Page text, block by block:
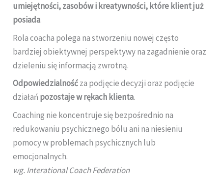
umiejętności, zasobów i kreatywności, które klient już
posiada.
Rola coacha polega na stworzeniu nowej często
bardziej obiektywnej perspektywy na zagadnienie oraz
dzieleniu się informacją zwrotną.
Odpowiedzialnośćza podjęcie decyzji oraz podjęcie
działań pozostaje w rękach klienta.
Coaching nie koncentruje się bezpośrednio na
redukowaniu psychicznego bólu ani na niesieniu
pomocy w problemach psychicznych lub
emocjonalnych.
wg. Interational Coach Federation